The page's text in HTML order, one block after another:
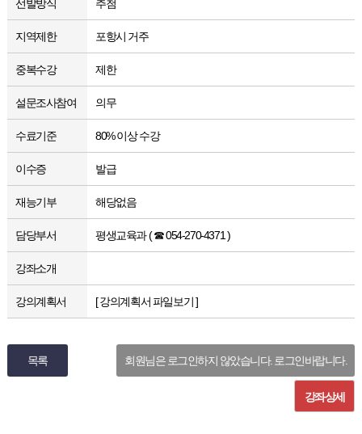
선발방식 추첨
지역제한 포항시 거주
중복수강 제한
설문조사참여 의무
수료기준 80% 이상 수강
이수증 발급
재능기부 해당없음
담당부서 평생교육과 ( ☎ 054-270-4371 )
강좌소개
강의계획서 [ 강의계획서 파일보기 ]
목록 회원님은 로그인하지 않았습니다. 로그인바랍니다.
강좌상세